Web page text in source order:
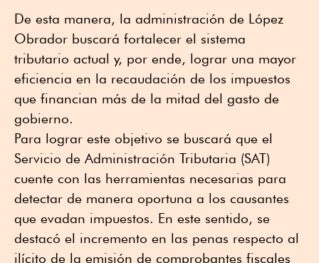
De esta manera, la administración de López
Obrador buscará fortalecer el sistema
tributario actual y, por ende, lograr una mayor
eficiencia en la recaudación de los impuestos
que financian más de la mitad del gasto de
gobierno.
Para lograr este objetivo se buscará que el
Servicio de Administración Tributaria (SAT)
cuente con las herramientas necesarias para
detectar de manera oportuna a los causantes
que evadan impuestos. En este sentido, se
destacó el incremento en las penas respecto al
ilícito de la emisión de comprobantes fiscales